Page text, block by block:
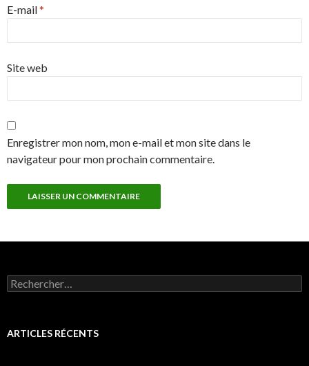
E-mail*
Site web
Enregistrer mon nom, mon e-mail et mon site dans le
navigateur pour mon prochain commentaire.
Rechercher :
ARTICLES RÉCENTS